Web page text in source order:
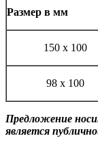
Размер в мм
150 х 100
98 х 100
Предложение
является